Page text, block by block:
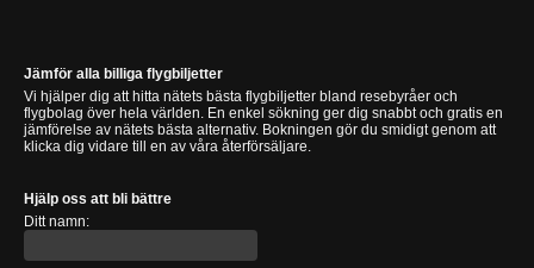
Jämför alla billiga flygbiljetter
Vi hjälper dig att hitta nätets bästa flygbiljetter bland resebyråer och
flygbolag över hela världen. En enkel sökning ger dig snabbt och gratis en
jämförelse av nätets bästa alternativ. Bokningen gör du smidigt genom att
klicka dig vidare till en av våra återförsäljare.
Hjälp oss att bli bättre
Ditt namn: